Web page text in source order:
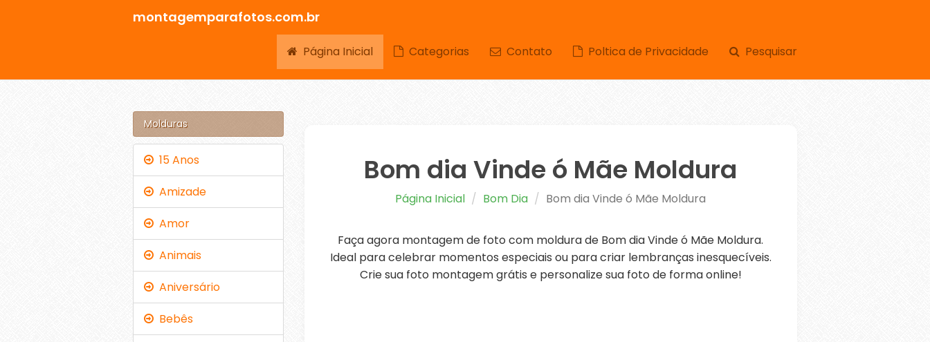
montagemparafotos.com.br
Página Inicial Categorias Contato Poltica de Privacidade Pesquisar
Bom dia Vinde ó Mãe Moldura
Página Inicial Bom Dia Bom dia Vinde ó Mãe Moldura
Faça agora montagem de foto com moldura de Bom dia Vinde ó Mãe Moldura.
Ideal para celebrar momentos especiais ou para criar lembranças inesquecíveis.
Crie sua foto montagem grátis e personalize sua foto de forma online!
Molduras
15 Anos
Amizade
Amor
Animais
Aniversário
Bebês